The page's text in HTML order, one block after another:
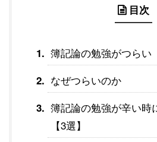
目次
簿記論の勉強がつらい
なぜつらいのか
簿記論の勉強が辛い時
【3選】